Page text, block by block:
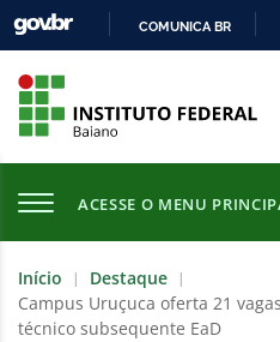
COMUNICA BR
ACESSE O MENU
Início | Destaque |
Campus Uruçuca oferta 21
técnico subsequente EaD